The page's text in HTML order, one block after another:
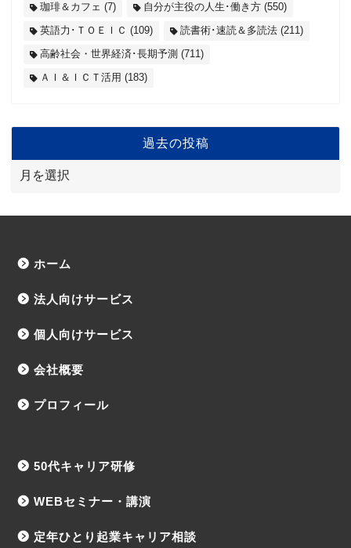
珈琲＆カフェ (7) 自分が主役の人生･働き方 (550)
英語力･ＴＯＥＩＣ (109) 読書術･速読＆多読法 (211)
高齢社会・世界経済･長期予測 (711)
ＡＩ＆ＩＣＴ活用 (183)
過去の投稿
ホーム
法人向けサービス
個人向けサービス
会社概要
プロフィール
50代キャリア研修
WEBセミナー・講演
定年ひとり起業キャリア相談